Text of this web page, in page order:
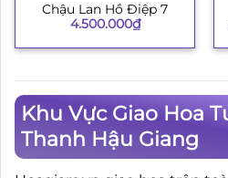
Chậu Lan Hồ Điệp 7
4.500.000₫
Khu Vực Giao Hoa
Thanh Hậu Giang